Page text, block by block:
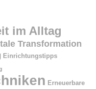
im Alltag
Transformation
Einrichtungstipps
Erneuerbare